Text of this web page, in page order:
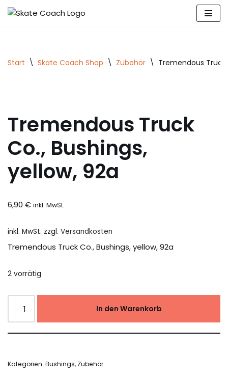
Start \ Skate Coach Shop \ Zubehör \ Tremendous Truck
Tremendous Truck
Co., Bushings,
yellow, 92a
6,90 € inkl. MwSt.
inkl. MwSt. zzgl. Versandkosten
Tremendous Truck Co., Bushings, yellow, 92a
2 vorrätig
In den Warenkorb
Kategorien: Bushings, Zubehör